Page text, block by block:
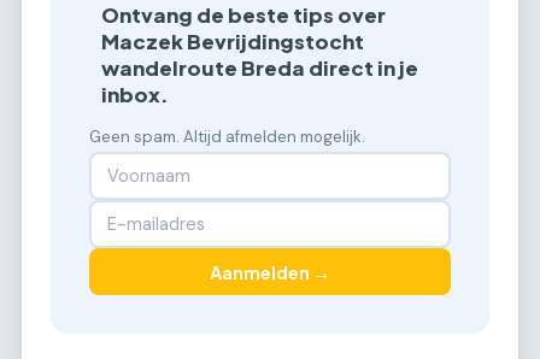
Ontvang de beste tips over
Maczek Bevrijdingstocht
wandelroute Breda direct in je
inbox.
Geen spam. Altijd afmelden mogelijk.
Aanmelden →